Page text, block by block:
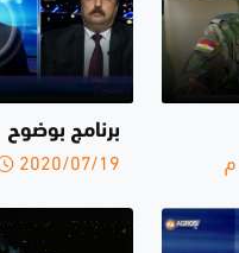
برنامج بوضوح
2020/07/19 الأحد 23:54 م